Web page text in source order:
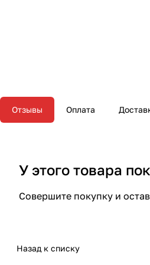
Отзывы Оплата
У этого товара
Совершите покупку и
Назад к списку